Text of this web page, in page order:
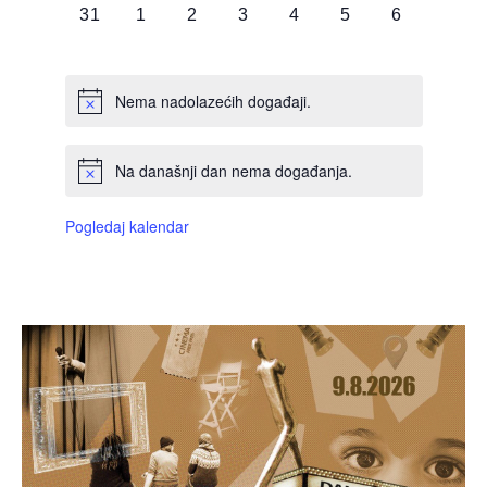
0
31
0
1
0
2
0
3
0
4
0
5
0
6
Nema nadolazećih događaji.
Na današnji dan nema događanja.
Pogledaj kalendar